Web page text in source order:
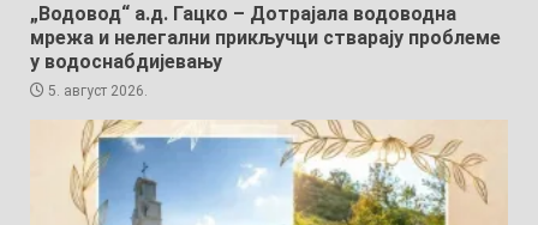
„Водовод“ а.д. Гацко – Дотрајала водоводна
мрежа и нелегални прикључци стварају проблеме
у водоснабдијевању
5. август 2026.